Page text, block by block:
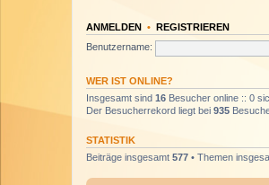
ANMELDEN • REGISTRIEREN
Benutzername:
WER IST ONLINE?
Insgesamt sind 16 Besucher online :: 0
Der Besucherrekord liegt bei 935
STATISTIK
Beiträge insgesamt 577 • Themen